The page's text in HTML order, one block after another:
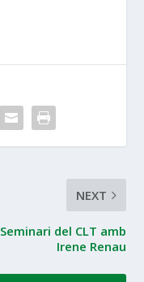
NEXT
Seminari del CLT amb
Irene Renau